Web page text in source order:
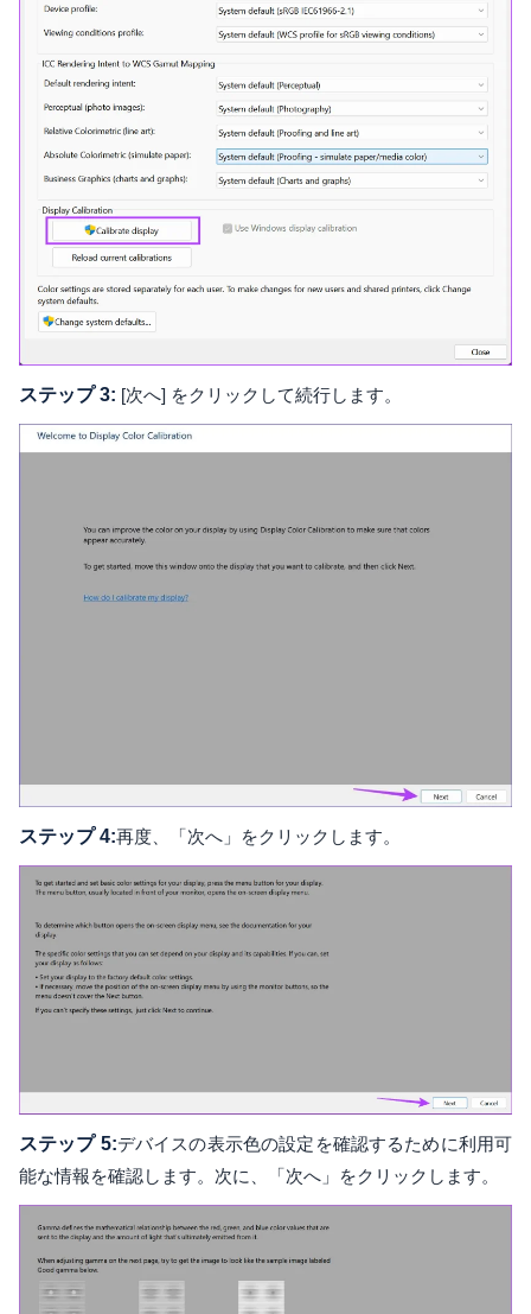
ステップ 3: [次へ] をクリックして続行します。
ステップ 4:再度、「次へ」をクリックします。
ステップ 5:デバイスの表示色の設定を確認するために利用可
能な情報を確認します。次に、「次へ」をクリックします。